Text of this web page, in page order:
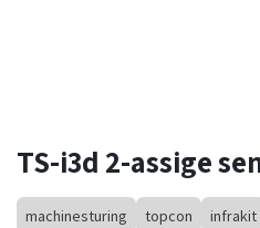
TS-i3d 2-assige
machinesturing topcon infrakit